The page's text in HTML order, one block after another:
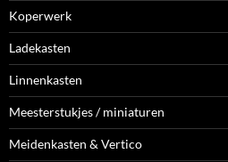
Koperwerk
Ladekasten
Linnenkasten
Meesterstukjes / miniaturen
Meidenkasten & Vertico